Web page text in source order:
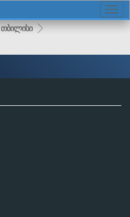
თბილისი